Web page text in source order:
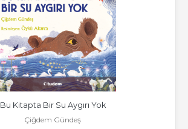
Bu Kitapta Bir Su Aygırı Yok
Çiğdem Gündeş